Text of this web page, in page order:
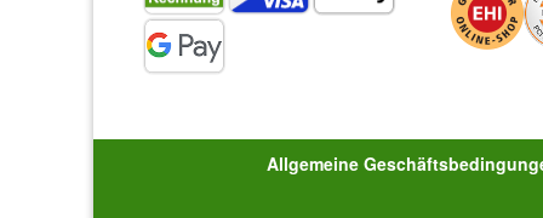
vollkommen zerfressen. Kein Befall durch Raupen
Antwort von Baldur:
Ameisen werden in der Regel von Blattläusen und
Allgemeine